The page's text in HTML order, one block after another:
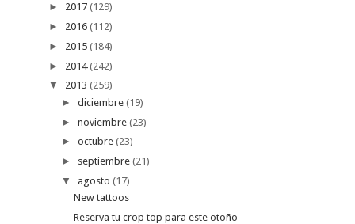
► 2017 (129)
► 2016 (112)
► 2015 (184)
► 2014(242)
▼ 2013 (259)
► diciembre (19)
► noviembre (23)
► octubre (23)
► septiembre (21)
▼ agosto (17)
New tattoos
Reserva tu crop top para este otoño